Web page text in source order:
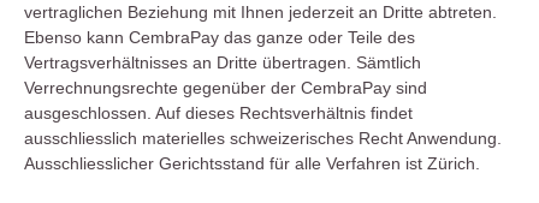
vertraglichen Beziehung mit Ihnen jederzeit an Dritte abtreten.
Ebenso kann CembraPay das ganze oder Teile des
Vertragsverhältnisses an Dritte übertragen. Sämtlich
Verrechnungsrechte gegenüber der CembraPay sind
ausgeschlossen. Auf dieses Rechtsverhältnis findet
ausschliesslich materielles schweizerisches Recht Anwendung.
Ausschliesslicher Gerichtsstand für alle Verfahren ist Zürich.